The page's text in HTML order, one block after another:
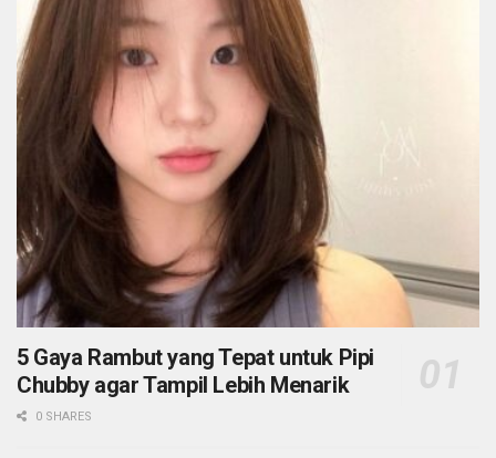
5 Gaya Rambut yang Tepat untuk Pipi
Chubby agar Tampil Lebih Menarik
0 SHARES